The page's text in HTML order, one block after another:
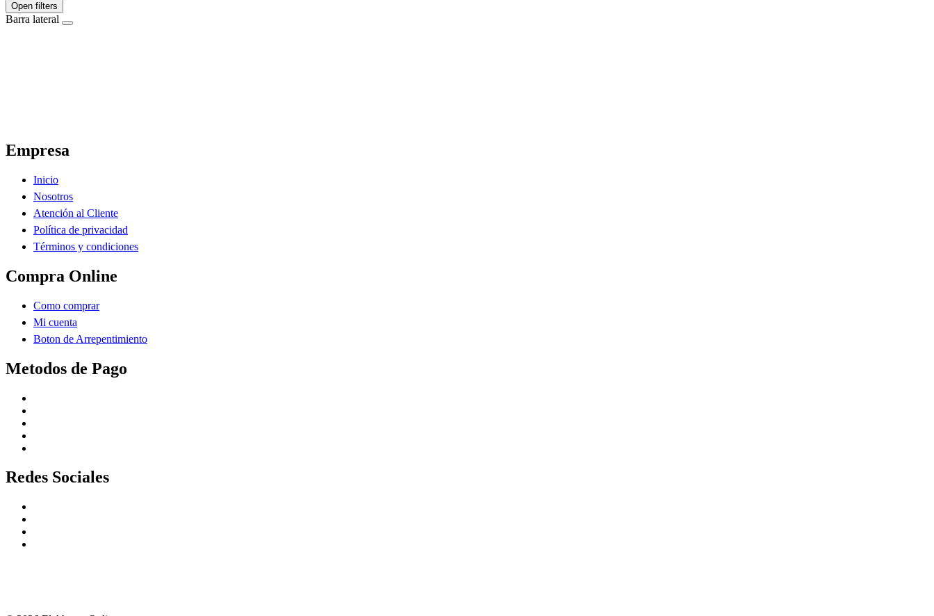
Open filters
Barra lateral
Empresa
Inicio
Nosotros
Atención al Cliente
Política de privacidad
Términos y condiciones
Compra Online
Como comprar
Mi cuenta
Boton de Arrepentimiento
Metodos de Pago
Redes Sociales